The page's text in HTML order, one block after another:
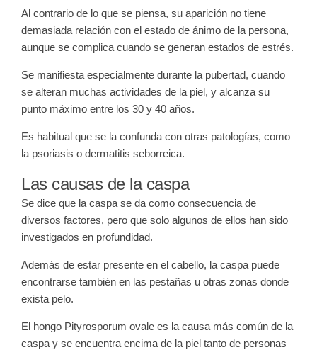
Al contrario de lo que se piensa, su aparición no tiene
demasiada relación con el estado de ánimo de la persona,
aunque se complica cuando se generan estados de estrés.
Se manifiesta especialmente durante la pubertad, cuando
se alteran muchas actividades de la piel, y alcanza su
punto máximo entre los 30 y 40 años.
Es habitual que se la confunda con otras patologías, como
la psoriasis o dermatitis seborreica.
Las causas de la caspa
Se dice que la caspa se da como consecuencia de
diversos factores, pero que solo algunos de ellos han sido
investigados en profundidad.
Además de estar presente en el cabello, la caspa puede
encontrarse también en las pestañas u otras zonas donde
exista pelo.
El hongo Pityrosporum ovale es la causa más común de la
caspa y se encuentra encima de la piel tanto de personas